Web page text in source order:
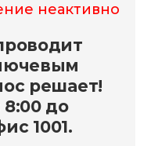
неактивно
решает!
до
1001.